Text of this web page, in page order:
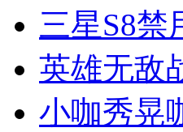
三星S8禁
英雄无敌
小咖秀晃